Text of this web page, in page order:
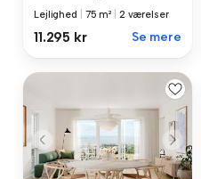
Lejlighed 75 m² 2 værelser
11.295 kr Se mere